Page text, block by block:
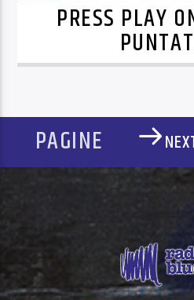
PRESS PLAY
PAGINE